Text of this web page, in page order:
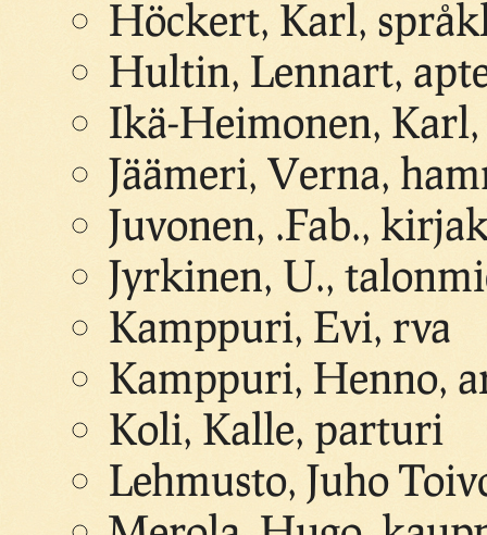
Höckert, Karl,
Hultin, Lennart,
Ikä-Heimonen,
Jäämeri, Verna,
Juvonen, .Fab.,
Jyrkinen, U.,
Kamppuri, Evi, rva
Kamppuri, Henno,
Koli, Kalle, parturi
Lehmusto, Juho